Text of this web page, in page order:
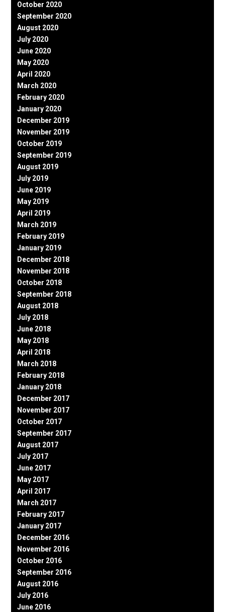
October 2020
September 2020
August 2020
July 2020
June 2020
May 2020
April 2020
March 2020
February 2020
January 2020
December 2019
November 2019
October 2019
September 2019
August 2019
July 2019
June 2019
May 2019
April 2019
March 2019
February 2019
January 2019
December 2018
November 2018
October 2018
September 2018
August 2018
July 2018
June 2018
May 2018
April 2018
March 2018
February 2018
January 2018
December 2017
November 2017
October 2017
September 2017
August 2017
July 2017
June 2017
May 2017
April 2017
March 2017
February 2017
January 2017
December 2016
November 2016
October 2016
September 2016
August 2016
July 2016
June 2016